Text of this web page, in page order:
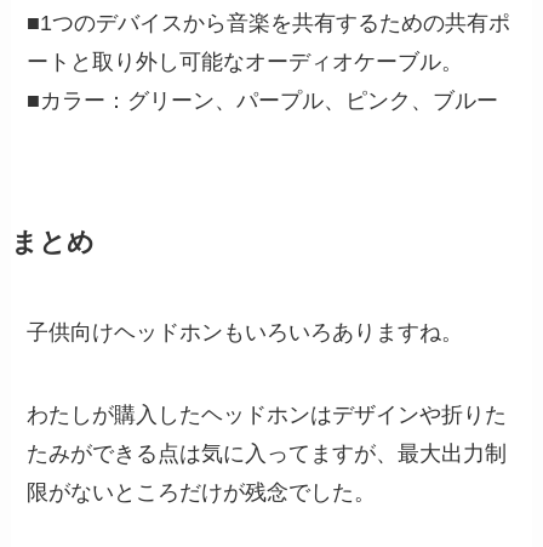
■1つのデバイスから音楽を共有するための共有ポ
ートと取り外し可能なオーディオケーブル。
■カラー：グリーン、パープル、ピンク、ブルー
まとめ
子供向けヘッドホンもいろいろありますね。
わたしが購入したヘッドホンはデザインや折りた
たみができる点は気に入ってますが、最大出力制
限がないところだけが残念でした。